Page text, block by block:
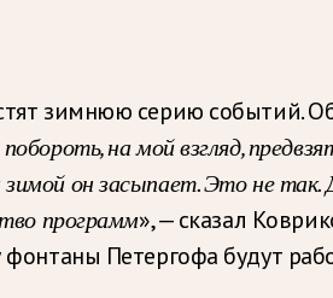
зимнюю серию событий.
на мой взгляд,
он засыпает. Это не
программ», — сказал
Петергофа будут